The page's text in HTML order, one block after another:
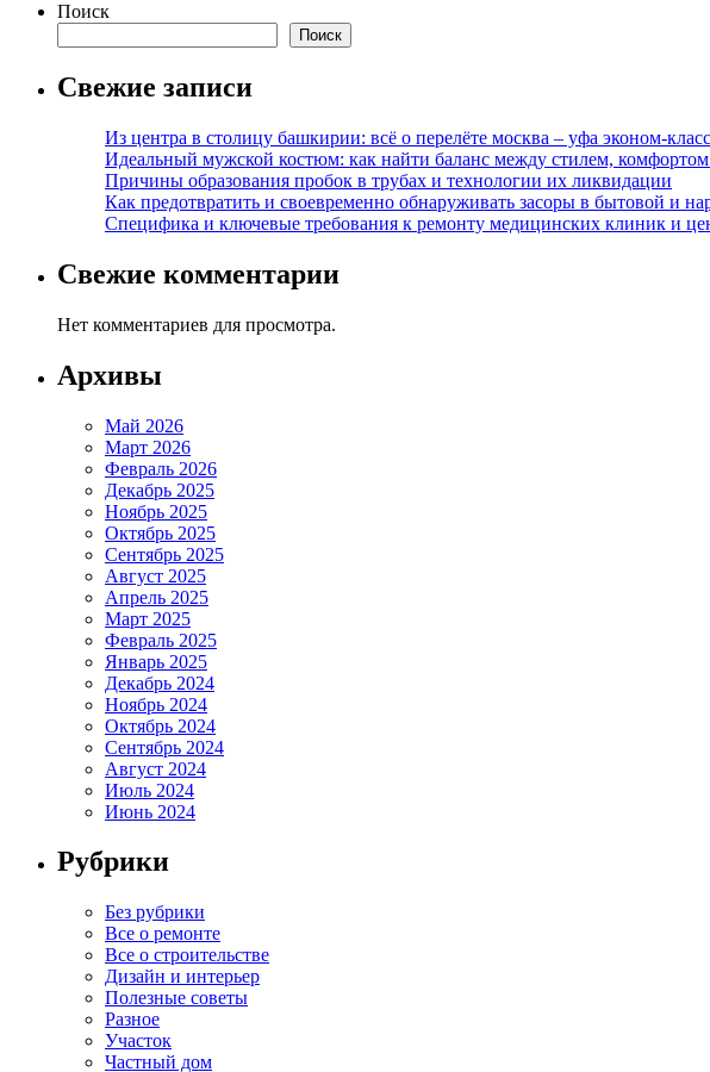
Поиск
Поиск
Свежие записи
Из центра в столицу башкирии: всё о перелёте москва – уфа эконом-
Идеальный мужской костюм: как найти баланс между стилем,
Причины образования пробок в трубах и технологии их ликвидации
Как предотвратить и своевременно обнаруживать засоры в бытовой и
Специфика и ключевые требования к ремонту медицинских клиник и
Свежие комментарии
Нет комментариев для просмотра.
Архивы
Май 2026
Март 2026
Февраль 2026
Декабрь 2025
Ноябрь 2025
Октябрь 2025
Сентябрь 2025
Август 2025
Апрель 2025
Март 2025
Февраль 2025
Январь 2025
Декабрь 2024
Ноябрь 2024
Октябрь 2024
Сентябрь 2024
Август 2024
Июль 2024
Июнь 2024
Рубрики
Без рубрики
Все о ремонте
Все о строительстве
Дизайн и интерьер
Полезные советы
Разное
Участок
Частный дом